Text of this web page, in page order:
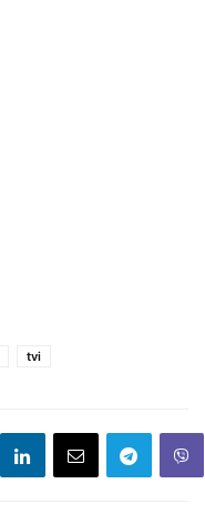
tvi